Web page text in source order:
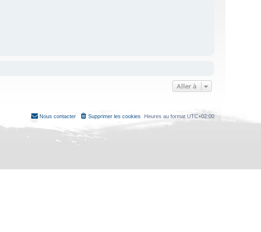
Aller à
Heures au format UTC+02:00
Supprimer les cookies
Nous contacter